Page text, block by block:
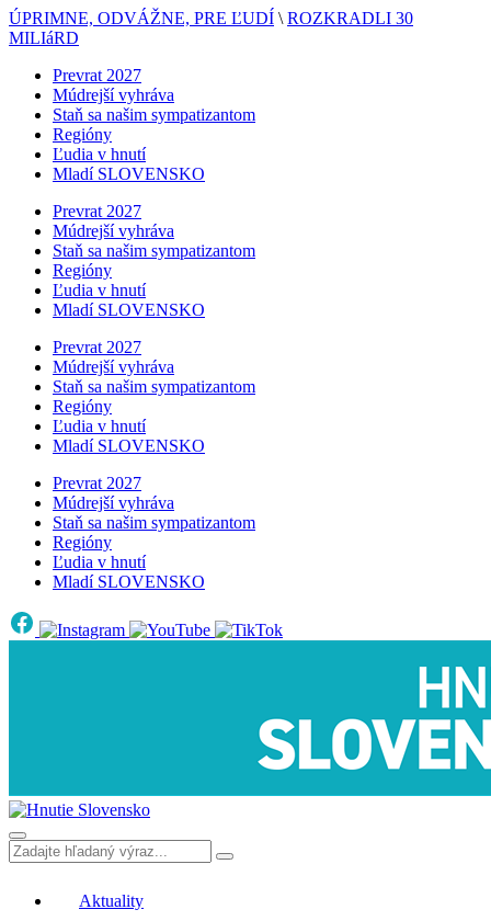
ÚPRIMNE, ODVÁŽNE, PRE ĽUDÍ \ ROZKRADLI 30
MILIáRD
Prevrat 2027
Múdrejší vyhráva
Staň sa našim sympatizantom
Regióny
Ľudia v hnutí
Mladí SLOVENSKO
Prevrat 2027
Múdrejší vyhráva
Staň sa našim sympatizantom
Regióny
Ľudia v hnutí
Mladí SLOVENSKO
Prevrat 2027
Múdrejší vyhráva
Staň sa našim sympatizantom
Regióny
Ľudia v hnutí
Mladí SLOVENSKO
Prevrat 2027
Múdrejší vyhráva
Staň sa našim sympatizantom
Regióny
Ľudia v hnutí
Mladí SLOVENSKO
Aktuality